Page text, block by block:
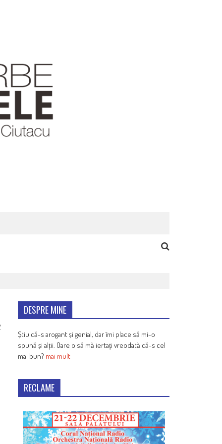
DESPRE MINE
Știu că-s arogant și genial, dar îmi place să mi-o
spună și alții. Oare o să mă iertați vreodată că-s cel
mai bun? mai mult
RECLAME